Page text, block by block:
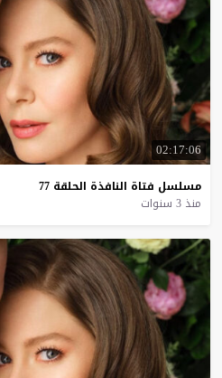
02:17:06
مسلسل فتاة النافذة الحلقة 77
منذ 3 سنوات